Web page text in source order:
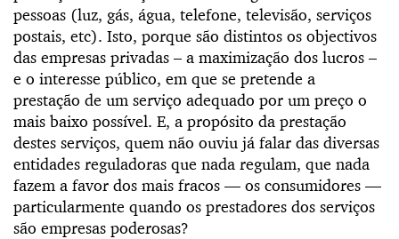
pessoas (luz, gás, água, telefone, televisão, serviços
postais, etc). Isto, porque são distintos os objectivos
das empresas privadas – a maximização dos lucros –
e o interesse público, em que se pretende a
prestação de um serviço adequado por um preço o
mais baixo possível. E, a propósito da prestação
destes serviços, quem não ouviu já falar das diversas
entidades reguladoras que nada regulam, que nada
fazem a favor dos mais fracos — os consumidores —
particularmente quando os prestadores dos serviços
são empresas poderosas?